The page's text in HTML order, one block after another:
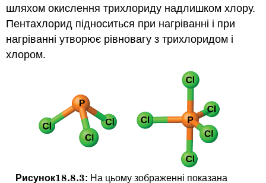
шляхом окислення трихлориду надлишком хлору.
Пентахлорид підноситься при нагріванні і при
нагріванні утворює рівновагу з трихлоридом і
хлором.
Рисунок18.8.3
18.8.3 : На цьому зображенні показана